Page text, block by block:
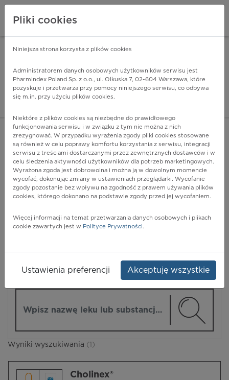
Pharmindex - lider
ZALOGUJ SIĘ
POKAŻ FILTRY
Pharmindex
Wyniki wyszukiwania (1)
Cholinex®
Pliki cookies
Niniejsza strona korzysta z plików cookies
Administratorem danych osobowych użytkowników serwisu jest
Pharmindex Poland Sp. z o.o., ul. Olkuska 7, 02-604 Warszawa, które
pozyskuje i przetwarza przy pomocy niniejszego serwisu, co odbywa
się m.in. przy użyciu plików cookies.
Niektóre z plików cookies są niezbędne do prawidłowego
funkcjonowania serwisu i w związku z tym nie można z nich
zrezygnować. W przypadku wyrażenia zgody pliki cookies stosowane
są również w celu poprawy komfortu korzystania z serwisu, integracji
serwisu z treściami dostarczanymi przez zewnętrznych dostawców i w
celu śledzenia aktywności użytkowników dla potrzeb marketingowych.
Wyrażona zgoda jest dobrowolna i można ją w dowolnym momencie
wycofać, dokonując zmiany w ustawieniach przeglądarki. Wycofanie
zgody pozostanie bez wpływu na zgodność z prawem używania plików
cookies, którego dokonano na podstawie zgody przed jej wycofaniem.
Więcej informacji na temat przetwarzania danych osobowych i plikach
cookie zawartych jest w Polityce Prywatności.
Ustawienia preferencji Akceptuję wszystkie
ZA DARMO - w Google Play INSTALUJ